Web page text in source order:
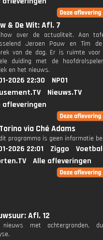
& De Wit: Afl. 7
over de actualiteit. Aan
Jeroen Pauw en Tim
van de dag. Er is ruimte
duiding met de
en het nieuws.
2026 22:30
NPO1
Nieuws.TV
afleveringen
via Ché Adams
programma is geen informatie
2026 22:01 Ziggo
Alle afleveringen
Afl. 12
met achtergronden,